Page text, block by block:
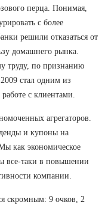
перца. Понимая,
с более
решили отказаться от
домашнего рынка.
труду, по признанию
стал одним из
с клиентами.
агрегаторов.
и купоны на
как экономическое
все-таки в повышении
компании.
скромным: 9 очков, 2